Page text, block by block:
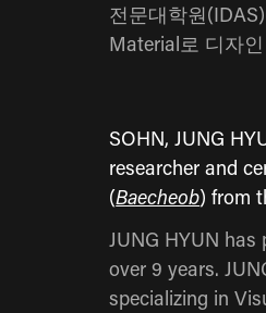
전문대학원
Material로 디자
SOHN, JUNG
researcher and
(Baecheob) from
JUNG HYUN has
over 9 years.
specializing in